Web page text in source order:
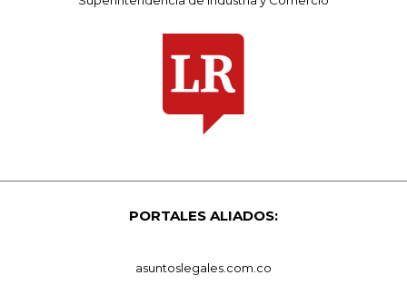
PORTALES ALIADOS:
asuntoslegales.com.co